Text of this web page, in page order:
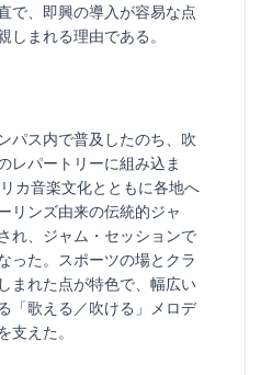
で、即興の導入が容易な点
しまれる理由である。
パス内で普及したのち、吹
レパートリーに組み込ま
カ音楽文化とともに各地へ
リンズ由来の伝統的ジャ
れ、ジャム・セッションで
った。スポーツの場とクラ
まれた点が特色で、幅広い
「歌える／吹ける」メロデ
支えた。